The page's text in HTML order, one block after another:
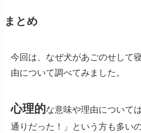
まとめ
今回は、なぜ犬があごのせして
由について調べてみました。
心理的な意味や理由について
通りだった！」という方も多い